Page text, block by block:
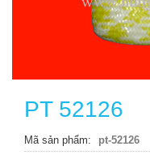
PT 52126
Mã sản phẩm pt-52126